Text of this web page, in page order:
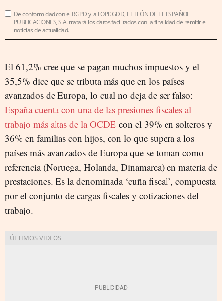
De conformidad con el RGPD y la LOPDGDD, EL LEÓN DE EL ESPAÑOL
PUBLICACIONES, S.A. tratará los datos facilitados con la finalidad de remitirle
noticias de actualidad.
El 61,2% cree que se pagan muchos impuestos y el
35,5% dice que se tributa más que en los países
avanzados de Europa, lo cual no deja de ser falso:
España cuenta con una de las presiones fiscales al
trabajo más altas de la OCDE con el 39% en solteros y
36% en familias con hijos, con lo que supera a los
países más avanzados de Europa que se toman como
referencia (Noruega, Holanda, Dinamarca) en materia de
prestaciones. Es la denominada ‘cuña fiscal’, compuesta
por el conjunto de cargas fiscales y cotizaciones del
trabajo.